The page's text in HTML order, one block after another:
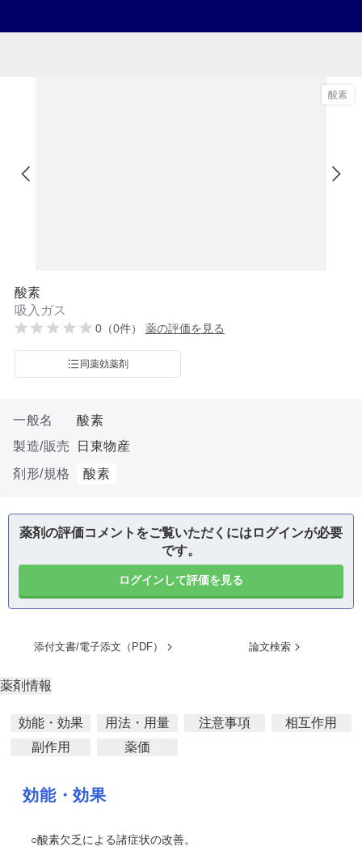
酸素
酸素
吸入ガス
0（0件） 薬の評価を見る
同薬効薬剤
一般名
酸素
製造/販売
日東物産
剤形/規格
酸素
薬剤の評価コメントをご覧いただくにはログインが必要
です。
ログインして評価を見る
添付文書/電子添文（PDF） 論文検索
薬剤情報
効能・効果 用法・用量 注意事項
相互作用
副作用
薬価
効能・効果
○酸素欠乏による諸症状の改善。